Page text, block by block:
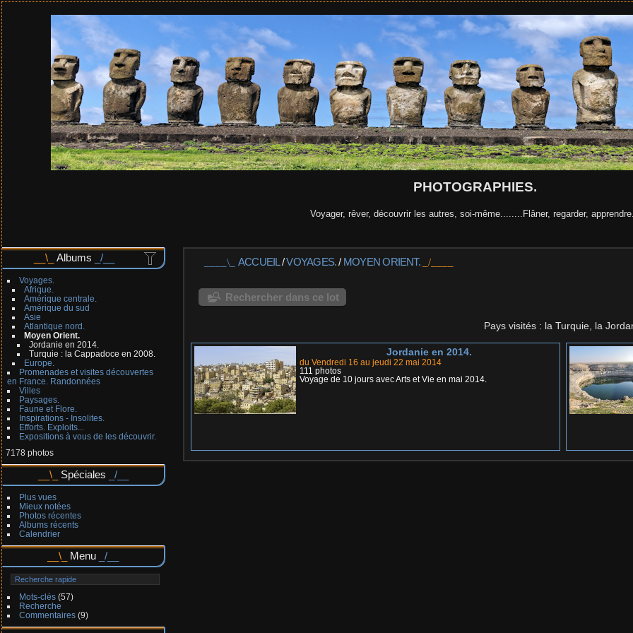
PHOTOGRAPHIES.
Voyager, rêver, découvrir les autres, soi-même........Flâner, regarder,
Albums
Voyages.
Afrique.
Amérique centrale.
Amérique du sud
Asie
Atlantique nord.
Moyen Orient.
Jordanie en 2014.
Turquie : la Cappadoce en 2008.
Europe.
Promenades et visites découvertes
en France. Randonnées
Villes
Paysages.
Faune et Flore.
Inspirations - Insolites.
Efforts. Exploits...
Expositions à vous de les découvrir.
7178 photos
Spéciales
Plus vues
Mieux notées
Photos récentes
Albums récents
Calendrier
Menu
Mots-clés(57)
Recherche
Commentaires(9)
ACCUEIL/VOYAGES./ MOYEN ORIENT.
Rechercher dans ce lot
Pays visités : la Turquie, la
Jordanie en 2014.
du Vendredi 16 au jeudi 22 mai 2014
111 photos
Voyage de 10 jours avec Arts et Vie en mai 2014.